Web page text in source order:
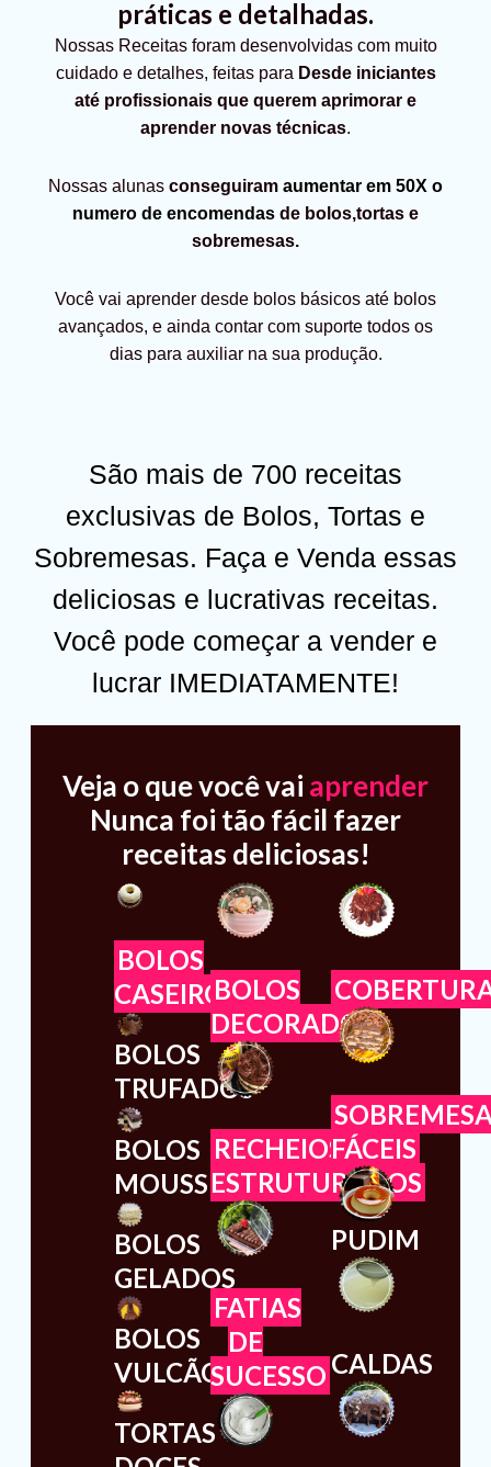
práticas e detalhadas.
Nossas Receitas foram desenvolvidas com muito
cuidado e detalhes, feitas para Desde iniciantes
até profissionais que querem aprimorar e
aprender novas técnicas.
Nossas alunas conseguiram aumentar em 50X o
numero de encomendas de bolos,tortas e
sobremesas.
Você vai aprender desde bolos básicos até bolos
avançados, e ainda contar com suporte todos os
dias para auxiliar na sua produção.
São mais de 700 receitas
exclusivas de Bolos, Tortas e
Sobremesas. Faça e Venda essas
deliciosas e lucrativas receitas.
Você pode começar a vender e
lucrar IMEDIATAMENTE!
Veja o que você vai aprender
Nunca foi tão fácil fazer
receitas deliciosas!
BOLOS
CASEIROS
BOLOS
TRUFADOS
BOLOS
MOUSSES
BOLOS
GELADOS
BOLOS
VULCÃO
TORTAS
BOLOS
DECORADOS
RECHEIOS
ESTRUTURADOS
FATIAS
DE
SUCESSO
FÁCEIS
PUDIM
CALDAS